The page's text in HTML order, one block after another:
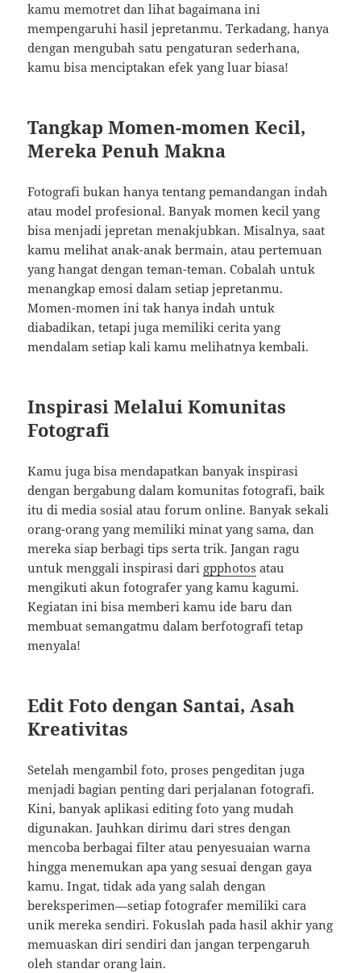
kamu memotret dan lihat bagaimana ini
mempengaruhi hasil jepretanmu. Terkadang, hanya
dengan mengubah satu pengaturan sederhana,
kamu bisa menciptakan efek yang luar biasa!
Tangkap Momen-momen Kecil,
Mereka Penuh Makna
Fotografi bukan hanya tentang pemandangan indah
atau model profesional. Banyak momen kecil yang
bisa menjadi jepretan menakjubkan. Misalnya, saat
kamu melihat anak-anak bermain, atau pertemuan
yang hangat dengan teman-teman. Cobalah untuk
menangkap emosi dalam setiap jepretanmu.
Momen-momen ini tak hanya indah untuk
diabadikan, tetapi juga memiliki cerita yang
mendalam setiap kali kamu melihatnya kembali.
Inspirasi Melalui Komunitas
Fotografi
Kamu juga bisa mendapatkan banyak inspirasi
dengan bergabung dalam komunitas fotografi, baik
itu di media sosial atau forum online. Banyak sekali
orang-orang yang memiliki minat yang sama, dan
mereka siap berbagi tips serta trik. Jangan ragu
untuk menggali inspirasi dari gpphotos atau
mengikuti akun fotografer yang kamu kagumi.
Kegiatan ini bisa memberi kamu ide baru dan
membuat semangatmu dalam berfotografi tetap
menyala!
Edit Foto dengan Santai, Asah
Kreativitas
Setelah mengambil foto, proses pengeditan juga
menjadi bagian penting dari perjalanan fotografi.
Kini, banyak aplikasi editing foto yang mudah
digunakan. Jauhkan dirimu dari stres dengan
mencoba berbagai filter atau penyesuaian warna
hingga menemukan apa yang sesuai dengan gaya
kamu. Ingat, tidak ada yang salah dengan
bereksperimen—setiap fotografer memiliki cara
unik mereka sendiri. Fokuslah pada hasil akhir yang
memuaskan diri sendiri dan jangan terpengaruh
oleh standar orang lain.